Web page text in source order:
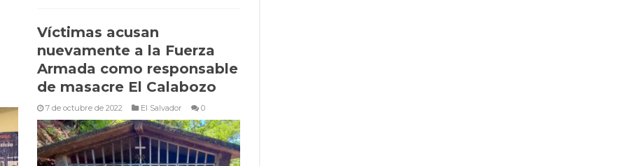
Víctimas acusan
nuevamente a la Fuerza
Armada como responsable
de masacre El Calabozo
7 de octubre de 2022 El Salvador 0